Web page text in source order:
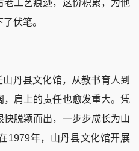
工艺痕迹，这份积累，为他
伏笔。
县文化馆，从教书育人到
肩上的责任也愈发重大。凭
脱颖而出，一步步成长为山
1979年，山丹县文化馆开展